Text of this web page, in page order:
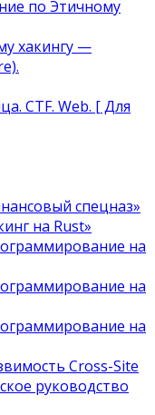
по Этичному
хакингу —
CTF. Web. [ Для
спецназ»
на Rust»
на
на
на
Cross-Site
руководство